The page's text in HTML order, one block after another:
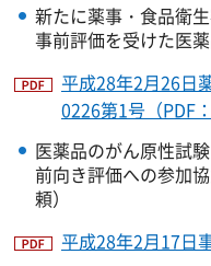
新たに薬事・食品衛
事前評価を受けた医
平成28年2月26日
0226第1号（PDF：
医薬品のがん原性試
前向き評価への参加
頼）
平成28年2月17日